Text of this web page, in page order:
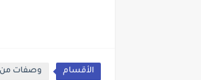
الأقسام وصفات